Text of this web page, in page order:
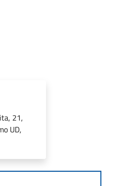
21,
UD,